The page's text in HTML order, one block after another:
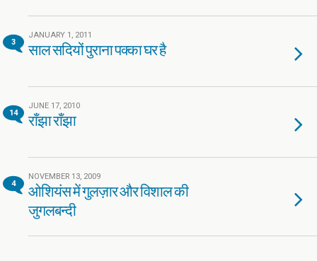
3
JANUARY 1, 2011
साल सदियों पुराना पक्का घर है
14
JUNE 17, 2010
राँझा राँझा
4
NOVEMBER 13, 2009
ओशियंस में गुलज़ार और विशाल की
जुगलबन्दी